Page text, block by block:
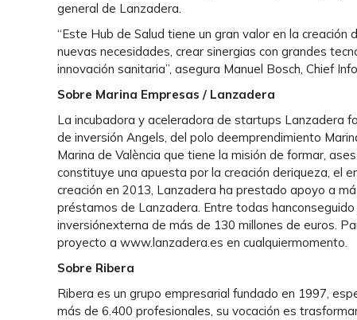
general de Lanzadera.
“Este Hub de Salud tiene un gran valor en la
nuevas necesidades, crear sinergias con grandes
innovación sanitaria”, asegura Manuel Bosch, Chief
Sobre Marina Empresas / Lanzadera
La incubadora y aceleradora de startups Lanzadera
de inversión Angels, del polo deemprendimiento
Marina de València que tiene la misión de formar,
constituye una apuesta por la creación deriqueza, el
creación en 2013, Lanzadera ha prestado apoyo a
préstamos de Lanzadera. Entre todas
inversiónexterna de más de 130 millones de euros.
proyecto a www.lanzadera.es en cualquiermomento.
Sobre Ribera
Ribera es un grupo empresarial fundado en 1997,
más de 6.400 profesionales, su vocación es